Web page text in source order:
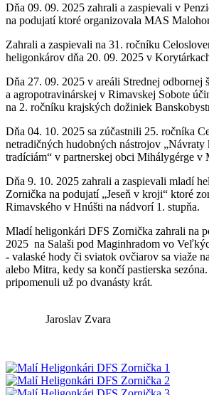
Dňa 09. 09. 2025 zahrali a zaspievali v
na podujatí ktoré organizovala MAS
Zahrali a zaspievali na 31. ročníku
heligonkárov dňa 20. 09. 2025 v
Dňa 27. 09. 2025 v areáli Strednej odbornej
a agropotravinárskej v Rimavskej Sobote
na 2. ročníku krajských dožiniek
Dňa 04. 10. 2025 sa zúčastnili 25. ročníka
netradičných hudobných nástrojov „Návraty
tradíciám“ v partnerskej obci Mihálygérge v
Dňa 9. 10. 2025 zahrali a zaspievali mladí
Zornička na podujatí „Jeseň v kroji“ ktoré
Rimavského v Hnúšti na nádvorí 1. stupňa.
Mladí heligonkári DFS Zornička zahrali na
2025 na Salaši pod Maginhradom vo
- valaské hody či sviatok ovčiarov sa viaže
alebo Mitra, kedy sa končí pastierska
pripomenuli už po dvanásty krát.
Jaroslav Zvara